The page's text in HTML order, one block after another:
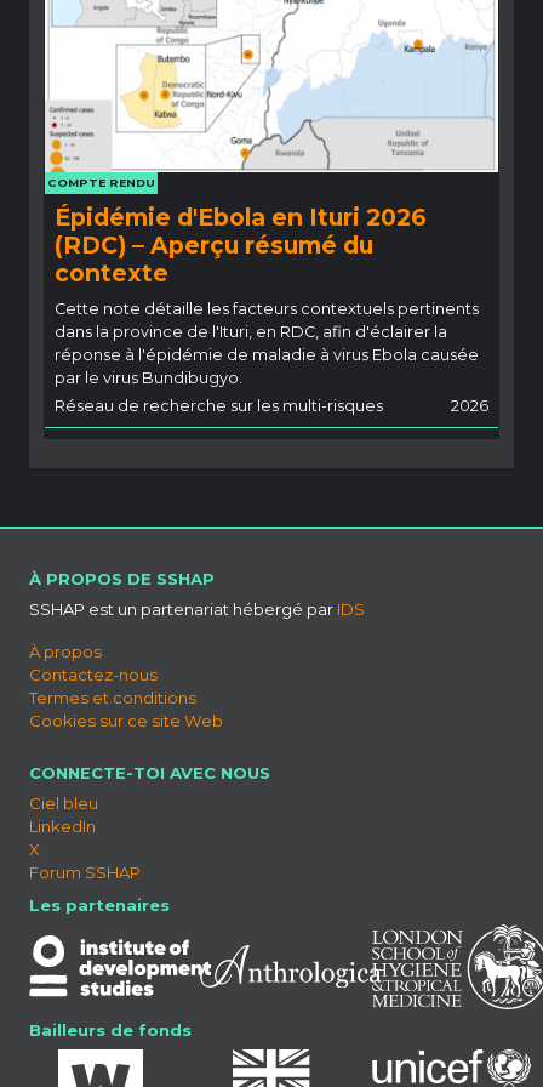
COMPTE RENDU
Épidémie d'Ebola en Ituri 2026
(RDC) – Aperçu résumé du
contexte
Cette note détaille les facteurs contextuels pertinents
dans la province de l'Ituri, en RDC, afin d'éclairer la
réponse à l'épidémie de maladie à virus Ebola causée
par le virus Bundibugyo.
Réseau de recherche sur les multi-risques
2026
À PROPOS DE SSHAP
SSHAP est un partenariat hébergé par IDS
À propos
Contactez-nous
Termes et conditions
Cookies sur ce site Web
CONNECTE-TOI AVEC NOUS
Ciel bleu
LinkedIn
X
Forum SSHAP
Les partenaires
Bailleurs de fonds